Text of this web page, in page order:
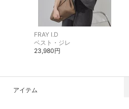
FRAY I.D
ベスト・ジレ
23,980円
アイテム